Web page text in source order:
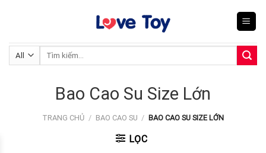
Tìm
Bao Cao Su Size Lớn
TRANG CHỦ / BAO CAO SU / BAO CAO SU SIZE LỚN
LỌC